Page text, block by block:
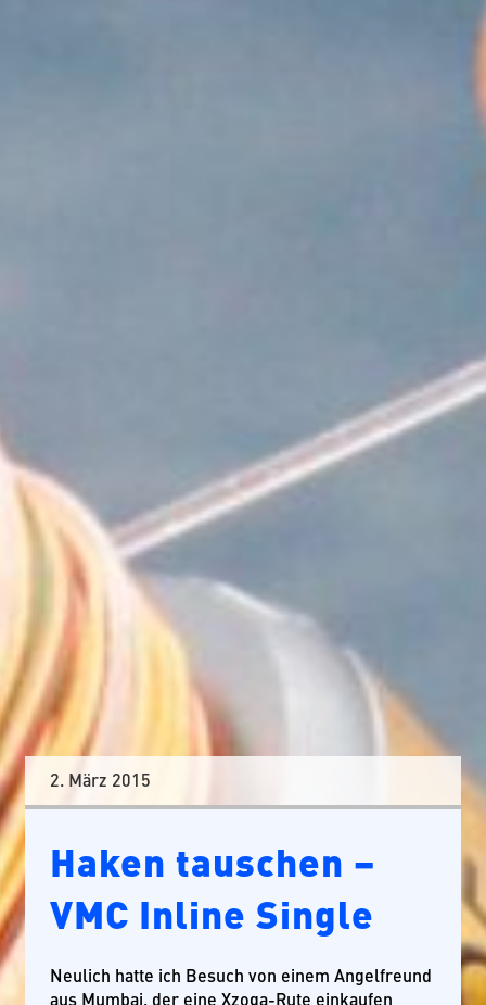
2. März 2015
Haken tauschen –
VMC Inline Single
Neulich hatte ich Besuch von einem Angelfreund
aus Mumbai, der eine Xzoga-Rute einkaufen